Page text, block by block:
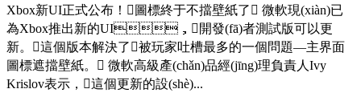
Xbox新UI正式公布！圖標終于不擋壁紙了 微軟現(xiàn)已
為Xbox推出新的UI，開發(fā)者測試版可以更
新。這個版本解決了被玩家吐槽最多的一個問題—主界面
圖標遮擋壁紙。 微軟高級產(chǎn)品經(jīng)理負責人Ivy
Krislov表示，這個更新的設(shè)...